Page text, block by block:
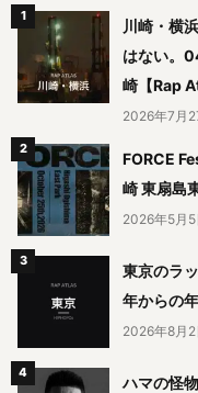
川崎・横
はない。
崎【Rap
2026年7月
FORCE
崎 東扇島
2026年5月5
東京のラ
年からの
2026年8月2
ハマの怪